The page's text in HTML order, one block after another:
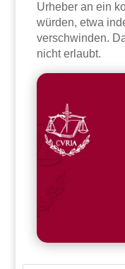
Urheber an ein
würden, etwa
verschwinden.
nicht erlaubt.